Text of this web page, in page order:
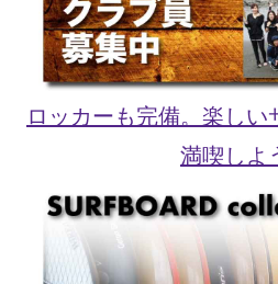
ロッカーも完備。楽しい
満喫しよ